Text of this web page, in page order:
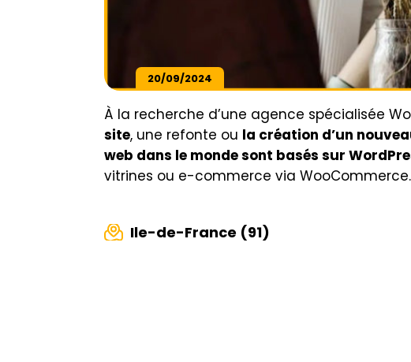
20/09/2024
À la recherche d’une agence spécialisée
site, une refonte ou la création d’un
web dans le monde sont basés sur
vitrines ou e-commerce via WooCommerce.
Ile-de-France (91)